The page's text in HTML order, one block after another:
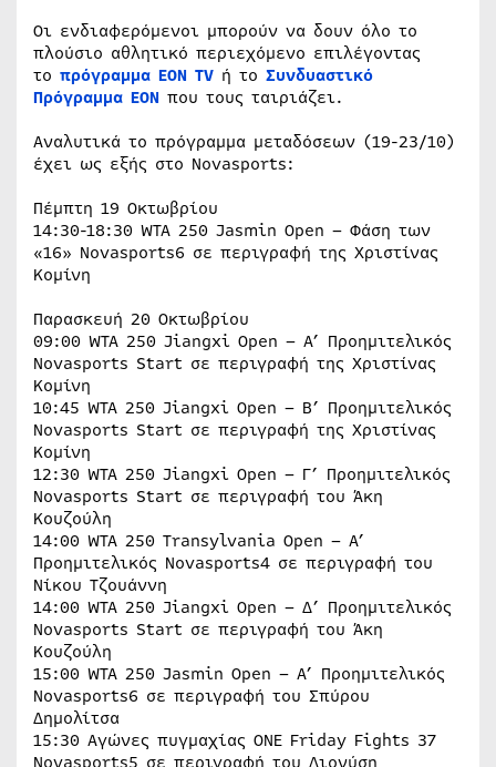
Οι ενδιαφερόμενοι μπορούν να δουν όλο το
πλούσιο αθλητικό περιεχόμενο επιλέγοντας
το πρόγραμμα ΕΟΝ ΤV ή το Συνδυαστικό
Πρόγραμμα ΕΟΝ που τους ταιριάζει.
Αναλυτικά το πρόγραμμα μεταδόσεων (19-23/10)
έχει ως εξής στο Novasports:
Πέμπτη 19 Οκτωβρίου
14:30-18:30 WTA 250 Jasmin Open – Φάση των
«16» Novasports6 σε περιγραφή της Χριστίνας
Κομίνη
Παρασκευή 20 Οκτωβρίου
09:00 WTA 250 Jiangxi Open – Α’ Προημιτελικός
Novasports Start σε περιγραφή της Χριστίνας
Κομίνη
10:45 WTA 250 Jiangxi Open – Β’ Προημιτελικός
Novasports Start σε περιγραφή της Χριστίνας
Κομίνη
12:30 WTA 250 Jiangxi Open – Γ’ Προημιτελικός
Novasports Start σε περιγραφή του Άκη
Κουζούλη
14:00 WTA 250 Transylvania Open – Α’
Προημιτελικός Novasports4 σε περιγραφή του
Νίκου Τζουάννη
14:00 WTA 250 Jiangxi Open – Δ’ Προημιτελικός
Novasports Start σε περιγραφή του Άκη
Κουζούλη
15:00 WTA 250 Jasmin Open – Α’ Προημιτελικός
Novasports6 σε περιγραφή του Σπύρου
Δημολίτσα
15:30 Αγώνες πυγμαχίας ONE Friday Fights 37